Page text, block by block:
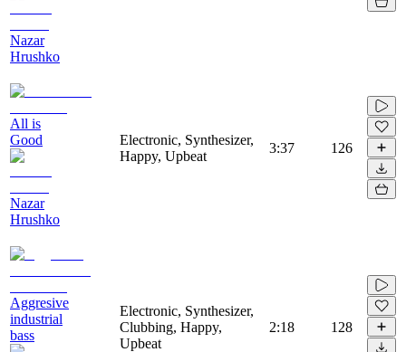
Nazar
Hrushko
All is
Good
Nazar
Hrushko
Electronic, Synthesizer,
Happy, Upbeat
3:37 126
Aggresive
industrial
bass
Electronic, Synthesizer,
Clubbing, Happy,
Upbeat
2:18 128